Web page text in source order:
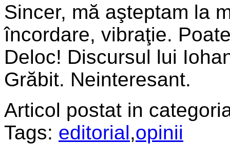
Sincer, mă aşteptam la
încordare, vibraţie.
Deloc! Discursul lui
Grăbit. Neinteresant.
Articol postat in
Tags: editorial,opinii